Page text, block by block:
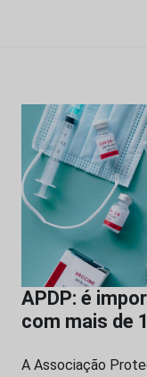
APDP: é
com mais de
A Associação